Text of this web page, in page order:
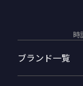
時
ブランド一覧